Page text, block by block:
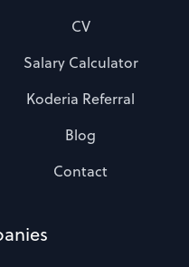
CV
Salary Calculator
Koderia Referral
Blog
Contact